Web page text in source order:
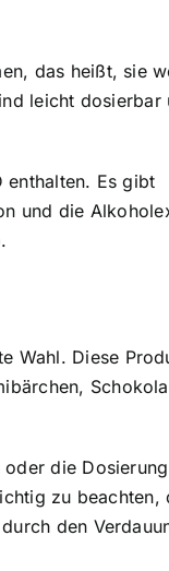
das heißt, sie
leicht dosierbar
enthalten. Es gibt
und die
Wahl. Diese
die
zu beachten,
den